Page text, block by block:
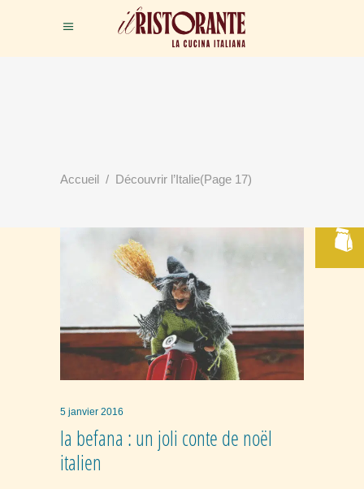
Accueil / Découvrir l’Italie(Page 17)
5 janvier 2016
la befana : un joli conte de noël
italien